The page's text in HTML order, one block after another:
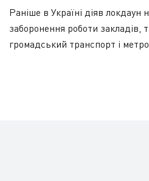
Раніше в Україні діяв локдаун
заборонення роботи закладів,
громадський транспорт і метро.